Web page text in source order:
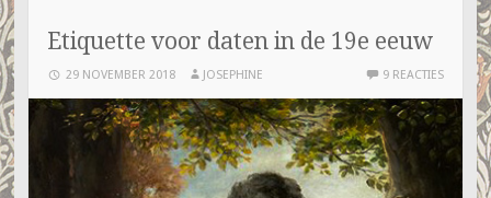
Etiquette voor daten in de 19e eeuw
29 NOVEMBER 2018 JOSEPHINE 9 REACTIES